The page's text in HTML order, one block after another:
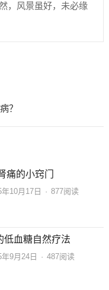
，风景虽好，未必缘
？
痛的小窍门
10月17日 · 877阅读
低血糖自然疗法
年9月24日 · 487阅读